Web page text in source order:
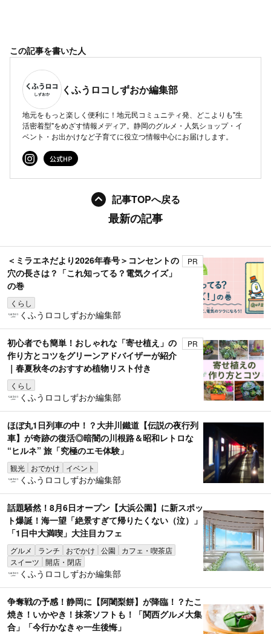
この記事を書いた人
くふうロコしずおか編集部
地元をもっと楽しく便利に！地元民コミュニティ発、どこよりも"生
活密着型"をめざす情報メディア。静岡のグルメ・人気ショップ・イ
ベント・お出かけなど子育てに役立つ情報中心にお届けします。
記事TOPへ戻る
最新の記事
＜ミラエネだより2026年春号＞コンセントの
穴の長さは？「これ知ってる？電気クイズ」
の巻
くらし
PR
くふうロコしずおか編集部
初心者でも簡単！おしゃれな「寄せ植え」の
作り方とコツをグリーンアドバイザーが紹介
｜春夏秋冬のおすすめ植物リスト付き
くらし
PR
くふうロコしずおか編集部
ほぼ丸1日列車の中！？大井川鐵道【伝説の夜行列
車】が奇跡の復活◎暗闇の川根路＆昭和レトロな
“ヒルネ” 旅「究極のエモ体験」
観光 おでかけ イベント
くふうロコしずおか編集部
話題騒然！8月6日オープン【大浜公園】に新スポッ
ト爆誕！海一望「絶景すぎて帰りたくない（泣）」
「1日中大満喫」大注目カフェ
グルメ ランチ おでかけ 公園
カフェ・喫茶店
スイーツ
開店・閉店
くふうロコしずおか編集部
争奪戦の予感！静岡に【阿闍梨餅】が降臨！？たこ
焼き！いかやき！抹茶ソフトも！「関西グルメ大集
合」「今行かなきゃ一生後悔」